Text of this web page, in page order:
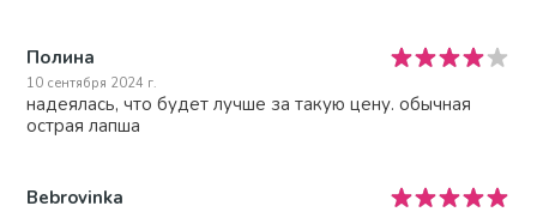
Полина
10 сентября 2024 г.
надеялась, что будет лучше за такую цену. обычная
острая лапша
Bebrovinka